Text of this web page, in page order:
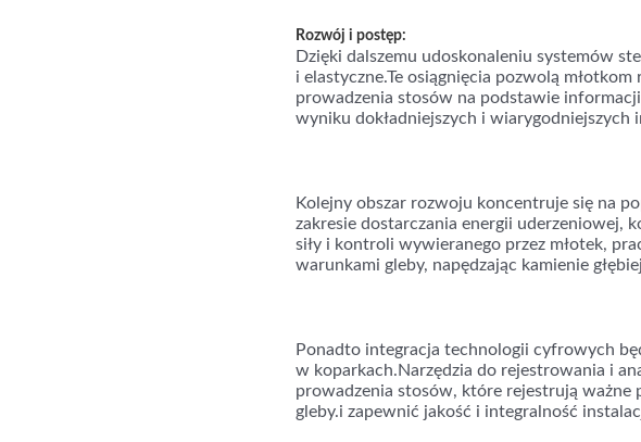
Rozwój i postęp:
Dzięki dalszemu udoskonaleniu systemów
i elastyczne.Te osiągnięcia pozwolą
prowadzenia stosów na podstawie
wyniku dokładniejszych i wiarygodniejszych
Kolejny obszar rozwoju koncentruje się na
zakresie dostarczania energii uderzeniowej,
siły i kontroli wywieranego przez młotek,
warunkami gleby, napędzając kamienie
Ponadto integracja technologii cyfrowych
w koparkach.Narzędzia do rejestrowania i
prowadzenia stosów, które rejestrują ważne
gleby.i zapewnić jakość i integralność